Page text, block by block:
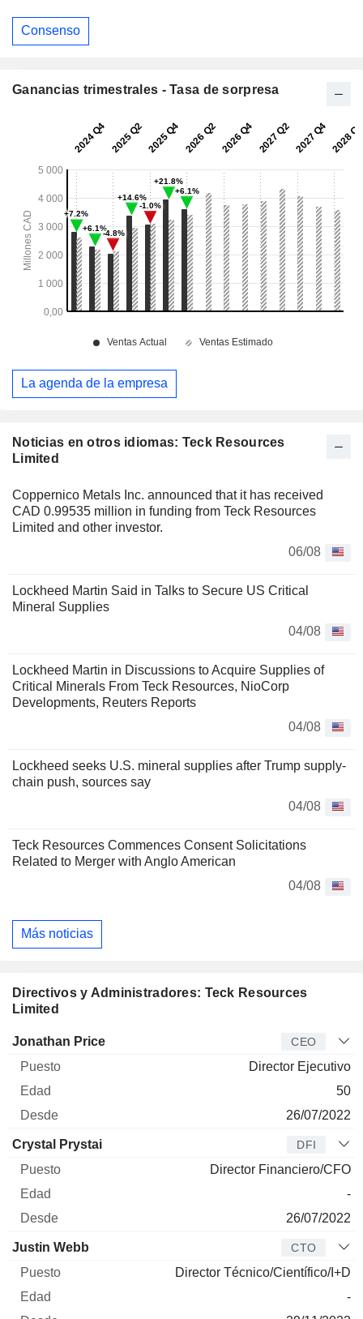
Noticias en otros idiomas: Teck Resources
Limited
Coppernico Metals Inc. announced that it has received
CAD 0.99535 million in funding from Teck Resources
Limited and other investor.
06/08
Lockheed Martin Said in Talks to Secure US Critical
Mineral Supplies
04/08
Lockheed Martin in Discussions to Acquire Supplies of
Critical Minerals From Teck Resources, NioCorp
Developments, Reuters Reports
04/08
Lockheed seeks U.S. mineral supplies after Trump supply-
chain push, sources say
04/08
Teck Resources Commences Consent Solicitations
Related to Merger with Anglo American
04/08
Más noticias
Directivos y Administradores: Teck Resources
Limited
Director Puesto
Jonathan Price CEO
Director Ejecutivo
50
26/07/2022
Crystal Prystai DFI
Director Financiero/CFO
-
26/07/2022
Justin Webb CTO
Director Técnico/Científico/I+D
-
Consenso
Ganancias trimestrales - Tasa de sorpresa
La agenda de la empresa